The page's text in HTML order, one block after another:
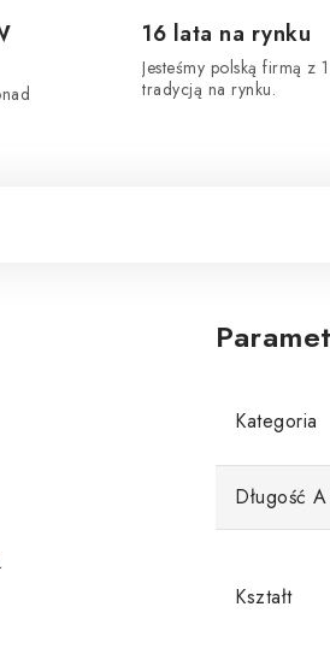
16 lata na rynku
Jesteśmy polską firmą z
tradycją na rynku.
Kategoria
Długość
Kształt